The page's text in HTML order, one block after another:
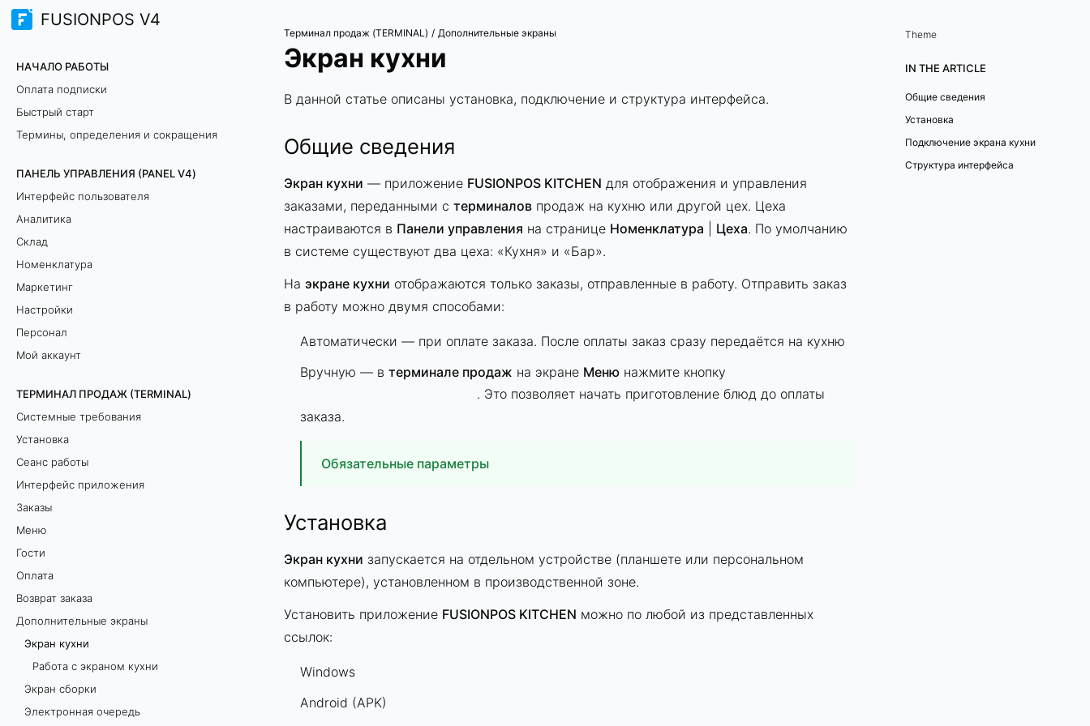
FUSIONPOS V4
НАЧАЛО РАБОТЫ
Оплата подписки
Быстрый старт
Термины, определения и сокращения
ПАНЕЛЬ УПРАВЛЕНИЯ (PANEL V4)
Интерфейс пользователя
Аналитика
Склад
Номенклатура
Маркетинг
Настройки
Персонал
Мой аккаунт
ТЕРМИНАЛ ПРОДАЖ (TERMINAL)
Системные требования
Установка
Сеанс работы
Интерфейс приложения
Заказы
Меню
Гости
Оплата
Возврат заказа
Дополнительные экраны
Экран кухни
Работа с экраном кухни
Экран сборки
Электронная очередь
Терминал продаж (TERMINAL) / Дополнительные экраны
Экран кухни
В данной статье описаны установка, подключение и структура интерфейса.
Общие сведения
Экран кухни — приложение FUSIONPOS KITCHEN для отображения и управления
заказами, переданными с терминалов продаж на кухню или другой цех. Цеха
настраиваются в Панели управления на странице Номенклатура Цеха. По умолчанию
в системе существуют два цеха: «Кухня» и «Бар».
На экране кухни отображаются только заказы, отправленные в работу. Отправить заказ
в работу можно двумя способами:
Автоматически — при оплате заказа. После оплаты заказ сразу передаётся на кухню
Вручную — в терминале продаж на экране Меню нажмите кнопку
. Это позволяет начать приготовление блюд до оплаты
заказа.
Обязательные параметры
заказы в работу
Параметр находится в
Панели управления Настройки
Настройки точки
. Нажмите на нужную точку в списке — откроется окно
Изменение точки . На вкладкеОбщие данныевключите параметрОтправлять
заказы в работу
Для отображения неоплаченных заказов включите параметр
Установка
Экран кухни запускается на отдельном устройстве (планшете или персональном
компьютере), установленном в производственной зоне.
Установить приложение FUSIONPOS KITCHEN можно по любой из представленных
ссылок:
Windows
Android (APK)
Theme
IN THE ARTICLE
Общие сведения
Установка
Подключение экрана кухни
Структура интерфейса